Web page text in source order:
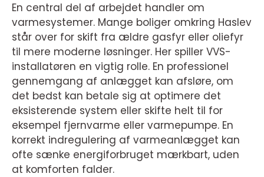
En central del af arbejdet handler om
varmesystemer. Mange boliger omkring Haslev
står over for skift fra ældre gasfyr eller oliefyr
til mere moderne løsninger. Her spiller VVS-
installatøren en vigtig rolle. En professionel
gennemgang af anlægget kan afsløre, om
det bedst kan betale sig at optimere det
eksisterende system eller skifte helt til for
eksempel fjernvarme eller varmepumpe. En
korrekt indregulering af varmeanlægget kan
ofte sænke energiforbruget mærkbart, uden
at komforten falder.